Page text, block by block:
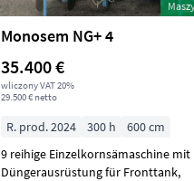
Monosem NG+ 4
35.400 €
wliczony VAT 20%
29.500 € netto
R. prod. 2024 300 h
600 cm
9 reihige Einzelkornsämaschine mit
Düngerausrüstung für Fronttank,